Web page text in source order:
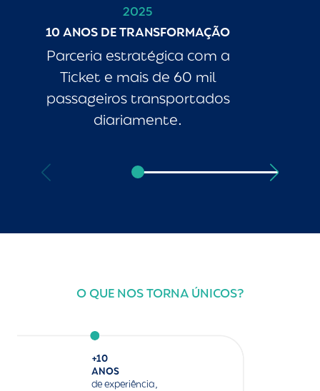
2025
10 ANOS DE TRANSFORMAÇÃO
Parceria estratégica com a
Ticket e mais de 60 mil
passageiros transportados
diariamente.
O QUE NOS TORNA ÚNICOS?
+10
ANOS
de experiência,